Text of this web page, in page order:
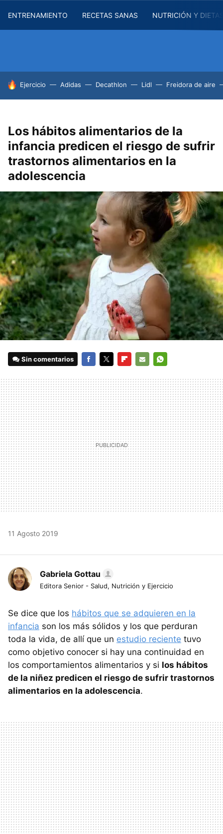
ENTRENAMIENTO RECETAS SANAS NUTRICIÓN Y
HOY SE HABLA DE
Ejercicio Adidas Decathlon Lidl Freidora de aire
Los hábitos alimentarios de la
infancia predicen el riesgo de sufrir
trastornos alimentarios en la
adolescencia
Sin comentarios
MAIL
11 Agosto 2019
Gabriela Gottau
Editora Senior - Salud, Nutrición y Ejercicio
Se dice que los hábitos que se adquieren en la
infancia son los más sólidos y los que perduran
toda la vida, de allí que un estudio reciente tuvo
como objetivo conocer si hay una continuidad en
los comportamientos alimentarios y si los hábitos
de la niñez predicen el riesgo de sufrir trastornos
alimentarios en la adolescencia.